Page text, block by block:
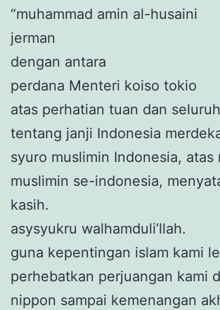
“muhammad amin al-husaini
jerman
dengan antara
perdana Menteri koiso tokio
atas perhatian tuan dan
tentang janji Indonesia
syuro muslimin Indonesia, atas
muslimin se-indonesia,
kasih.
asysyukru walhamduli’llah.
guna kepentingan islam kami
perhebatkan perjuangan kami
nippon sampai kemenangan